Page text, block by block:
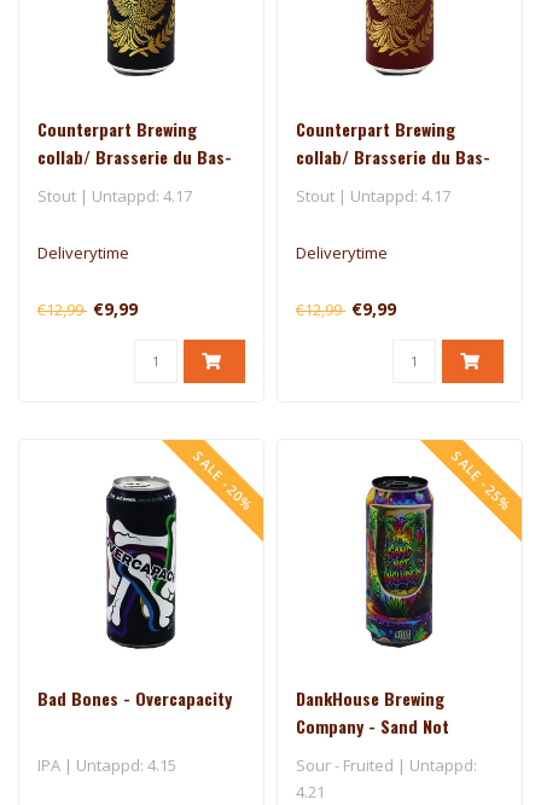
Counterpart Brewing
collab/ Brasserie du Bas-
Canada - Empire
(Macadamia Nut)
Stout | Untappd: 4.17
Deliverytime
€12,99 €9,99
Counterpart Brewing
collab/ Brasserie du Bas-
Canada - Empire (Hazelnut
Coffee)
Stout | Untappd: 4.17
Deliverytime
€12,99 €9,99
SALE -20%
Bad Bones - Overcapacity
IPA | Untappd: 4.15
SALE -25%
DankHouse Brewing
Company - Sand Not
Sour - Fruited | Untappd:
4.21